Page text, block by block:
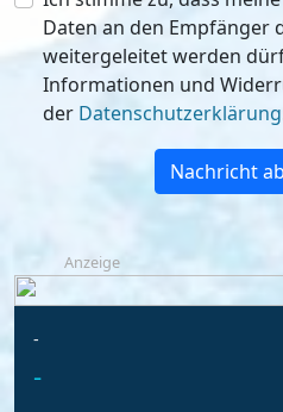
Daten an den Empfänger
weitergeleitet werden dürfen. Weitere
Informationen und
der Datenschutzerklärung
Nachricht
Anzeige
-
-